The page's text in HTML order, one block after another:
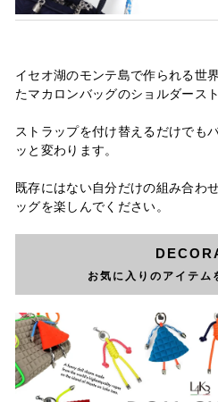
イセオ湖のモンテ島で作られる世
たマカロンバッグのショルダース
ストラップを付け替えるだけでも
ッと変わります。
既存にはない自分だけの組み合わ
ッグを楽しんでください。
お気に入りのアイテム